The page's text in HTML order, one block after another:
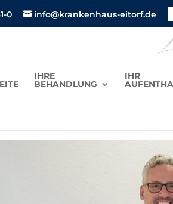
0 info@krankenhaus-eitorf.de
IHRE
BEHANDLUNG
IHR